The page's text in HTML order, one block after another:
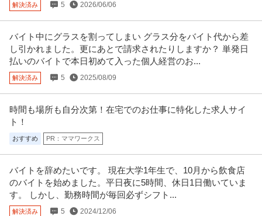
解決済み 5 2026/06/06
バイト中にグラスを割ってしまい グラス分をバイト代から差
し引かれました。更にあとで請求されたりしますか？ 単発日
払いのバイトで本日初めて入った個人経営のお...
解決済み 5 2025/08/09
時間も場所も自分次第！在宅でのお仕事に特化した求人サイ
ト！
おすすめ PR：ママワークス
バイトを辞めたいです。 現在大学1年生で、10月から飲食店
のバイトを始めました。平日夜に5時間、休日1日働いていま
す。 しかし、勤務時間が毎回必ずシフト...
解決済み 5 2024/12/06